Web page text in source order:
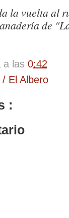
la vuelta al
de
a las 0:42
El Albero
: